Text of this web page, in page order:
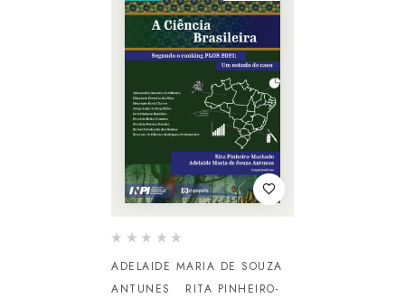
ADELAIDE MARIA DE SOUZA
ANTUNES
RITA PINHEIRO-